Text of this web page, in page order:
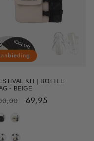
KIT | BOTTLE
- BEIGE
Aanbiedingsprijs
69,95
Bottle Bag
Kleur